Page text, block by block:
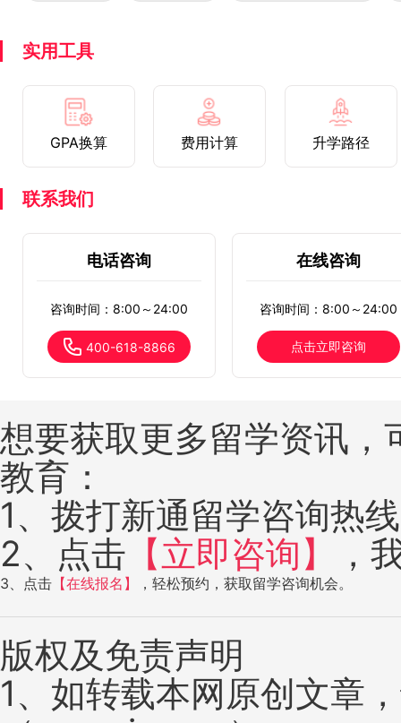
实用工具
GPA换算 费用计算 升学路径
联系我们
电话咨询
咨询时间：8:00～24:00
400-618-8866
在线咨询
咨询时间：8:00～24:00
点击立即咨询
想要获取更多留学资讯
教育：
1、拨打新通留学咨询热
2、点击 【立即咨询】 ，
3、点击 【在线报名】 ，轻松预约，获取留学咨询机会。
版权及免责声明
1、如转载本网原创文章